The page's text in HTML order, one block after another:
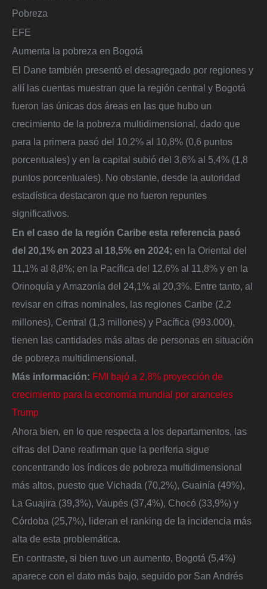
Pobreza
EFE
Aumenta la pobreza en Bogotá
El Dane también presentó el desagregado por regiones y
allí las cuentas muestran que la región central y Bogotá
fueron las únicas dos áreas en las que hubo un
crecimiento de la pobreza multidimensional, dado que
para la primera pasó del 10,2% al 10,8% (0,6 puntos
porcentuales) y en la capital subió del 3,6% al 5,4% (1,8
puntos porcentuales). No obstante, desde la autoridad
estadística destacaron que no fueron repuntes
significativos.
En el caso de la región Caribe esta referencia pasó
del 20,1% en 2023 al 18,5% en 2024; en la Oriental del
11,1% al 8,8%; en la Pacífica del 12,6% al 11,8% y en la
Orinoquía y Amazonía del 24,1% al 20,3%. Entre tanto, al
revisar en cifras nominales, las regiones Caribe (2,2
millones), Central (1,3 millones) y Pacífica (993.000),
tienen las cantidades más altas de personas en situación
de pobreza multidimensional.
Más información: FMI bajó a 2,8% proyección de
crecimiento para la economía mundial por aranceles
Trump
Ahora bien, en lo que respecta a los departamentos, las
cifras del Dane reafirman que la periferia sigue
concentrando los índices de pobreza multidimensional
más altos, puesto que Vichada (70,2%), Guainía (49%),
La Guajira (39,3%), Vaupés (37,4%), Chocó (33,9%) y
Córdoba (25,7%), lideran el ranking de la incidencia más
alta de esta problemática.
En contraste, si bien tuvo un aumento, Bogotá (5,4%)
aparece con el dato más bajo, seguido por San Andrés